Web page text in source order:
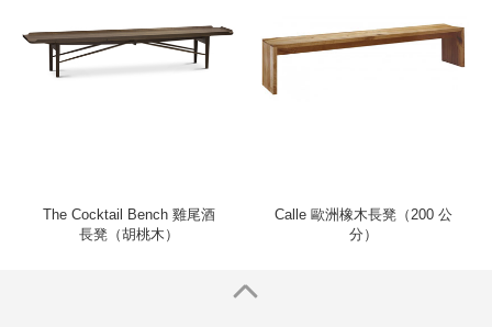
The Cocktail Bench 雞尾酒
長凳（胡桃木）
Calle 歐洲橡木長凳（200 公
分）